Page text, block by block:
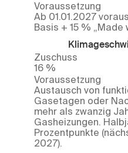
Voraussetzung
Ab 01.01.2027
Basis + 15 % „Made
Zuschuss
16 %
Voraussetzung
Austausch von
Gasetagen oder
mehr als zwanzig
Gasheizungen.
Prozentpunkte
2027).